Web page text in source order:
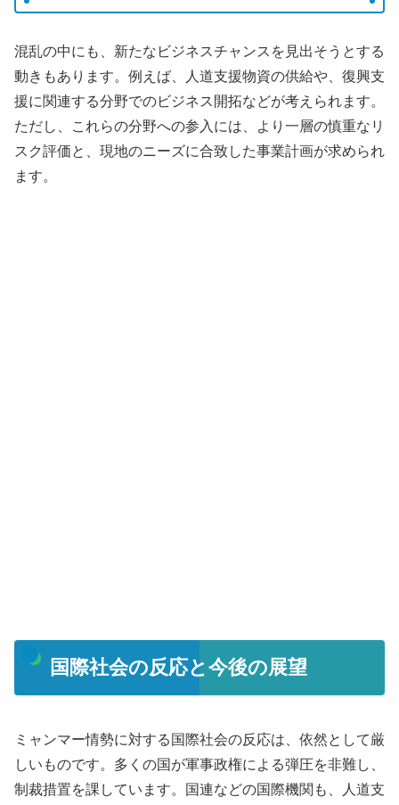
混乱の中にも、新たなビジネスチャンスを見出そうとする
動きもあります。例えば、人道支援物資の供給や、復興支
援に関連する分野でのビジネス開拓などが考えられます。
ただし、これらの分野への参入には、より一層の慎重なリ
スク評価と、現地のニーズに合致した事業計画が求められ
ます。
国際社会の反応と今後の展望
ミャンマー情勢に対する国際社会の反応は、依然として厳
しいものです。多くの国が軍事政権による弾圧を非難し、
制裁措置を課しています。国連などの国際機関も、人道支